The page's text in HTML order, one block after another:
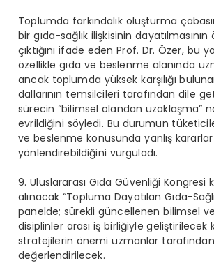
Toplumda farkındalık oluşturma
bir gıda-sağlık ilişkisinin
çıktığını ifade eden Prof. Dr. Özer, bu
özellikle gıda ve beslenme alanında
ancak toplumda yüksek karşılığı
dallarının temsilcileri tarafından dile
sürecin “bilimsel olandan uzaklaşma”
evrildiğini söyledi. Bu durumun
ve beslenme konusunda yanlış
yönlendirebildiğini vurguladı.
9. Uluslararası Gıda Güvenliği Kongresi
alınacak “Topluma Dayatılan Gıda-
panelde; sürekli güncellenen bilimsel
disiplinler arası iş birliğiyle geliştirilecek
stratejilerin önemi uzmanlar tarafından
değerlendirilecek.